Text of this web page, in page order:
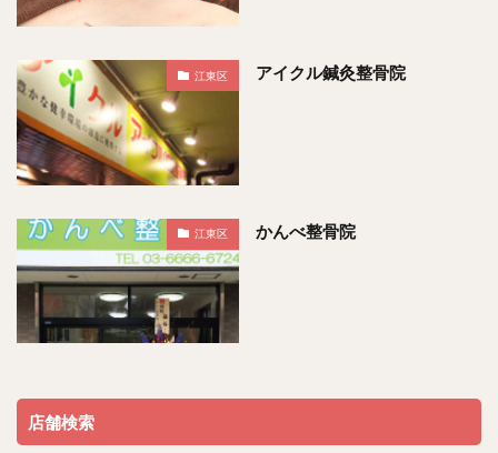
江東区 アイクル鍼灸整骨院
江東区 かんべ整骨院
店舗検索